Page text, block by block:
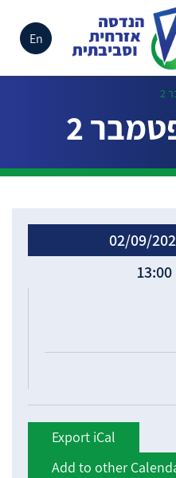
En
2
2
13:00
Export iCal
Add to other